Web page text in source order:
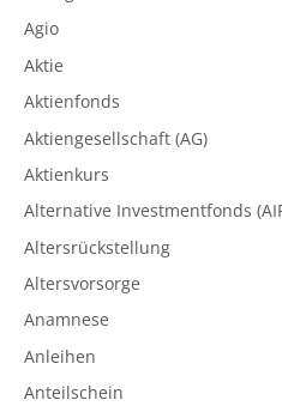
Agio
Aktie
Aktienfonds
Aktiengesellschaft (AG)
Aktienkurs
Alternative Investmentfonds
Altersrückstellung
Altersvorsorge
Anamnese
Anleihen
Anteilschein